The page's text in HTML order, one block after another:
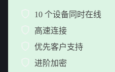
10 个设备同时在线
高速连接
优先客户支持
进阶加密